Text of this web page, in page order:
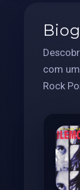
com
Rock